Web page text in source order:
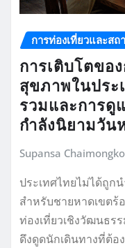
การท่องเที่ยวและสถ
การเติบโตขอ
สุขภาพในประ
รวมและการดู
กำลังนิยามวัน
Supansa
ประเทศไทยไม่ได้ถูก
สำหรับชายหาดเขตร้
ท่องเที่ยวเชิงวัฒนธร
ดึงดูดนักเดินทางที่ต้อ